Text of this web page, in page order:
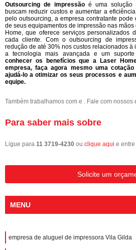
Outsourcing de impressão é uma solução
buscam reduzir custos e aumentar a
pelo outsourcing, a empresa contratante
de seus equipamentos de impressão nas
Home, que oferece serviços personalizados
cada cliente. Com o outsourcing de
redução de até 30% nos custos relacionados à
a tecnologia mais avançada e um suporte
conhecer os benefícios que a Laser
empresa, faça agora mesmo uma
ajudá-lo a otimizar os seus processos e
equipe.
Também trabalhamos com e . Fale com nossos
Para saber mais sobre
Ligue para 11 3719-4230 ou clique aqui e
Solicite um
MENU
empresa de aluguel de impressora Vila Gilda